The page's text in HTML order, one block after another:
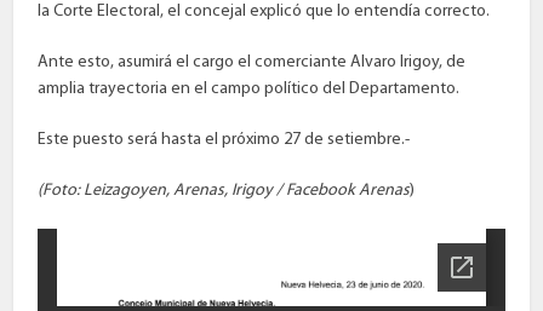
la Corte Electoral, el concejal explicó que lo entendía correcto.
Ante esto, asumirá el cargo el comerciante Alvaro Irigoy, de
amplia trayectoria en el campo político del Departamento.
Este puesto será hasta el próximo 27 de setiembre.-
(Foto: Leizagoyen, Arenas, Irigoy / Facebook Arenas)